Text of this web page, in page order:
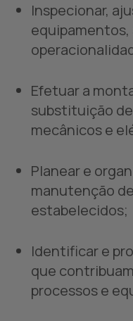
Inspecionar,
equipamentos,
Efetuar a
substituição
mecânicos e
Planear e
manutenção
estabelecidos;
Identificar e
que
processos e